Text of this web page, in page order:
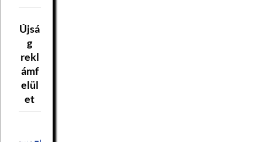
Újsá
g
rekl
ámf
elül
et